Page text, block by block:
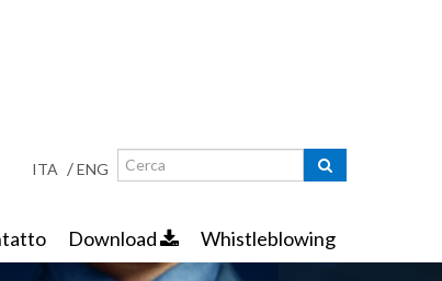
ITA /ENG Maschera di ricerca
Ricerca
Download Whistleblowing